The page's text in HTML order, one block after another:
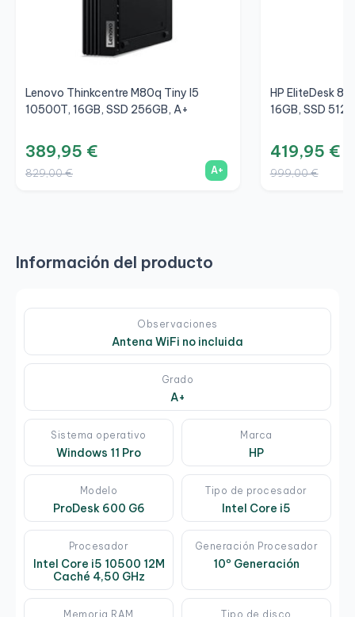
Lenovo Thinkcentre M80q Tiny I5
10500T, 16GB, SSD 256GB, A+
389,95 €
829,00 € A+
HP EliteDesk
16GB, SSD
419,95 €
999,00 €
Información del producto
Observaciones
Antena WiFi no incluida
Grado
A+
Sistema operativo
Windows 11 Pro
Marca
HP
Modelo
ProDesk 600 G6
Tipo de procesador
Intel Core i5
Procesador
Intel Core i5 10500 12M
Caché 4,50 GHz
Generación Procesador
10º Generación
Memoria RAM Tipo de disco